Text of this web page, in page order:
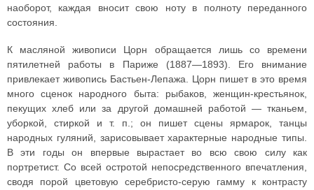
наоборот, каждая вносит свою ноту в полноту переданного
состояния.
К масляной живописи Цорн обращается лишь со времени
пятилетней работы в Париже (1887—1893). Его внимание
привлекает живопись Бастьен-Лепажа. Цорн пишет в это время
много сценок народного быта: рыбаков, женщин-крестьянок,
пекущих хлеб или за другой домашней работой — тканьем,
уборкой, стиркой и т. п.; он пишет сцены ярмарок, танцы
народных гуляний, зарисовывает характерные народные типы.
В эти годы он впервые вырастает во всю свою силу как
портретист. Со всей остротой непосредственного впечатления,
сводя порой цветовую серебристо-серую гамму к контрасту